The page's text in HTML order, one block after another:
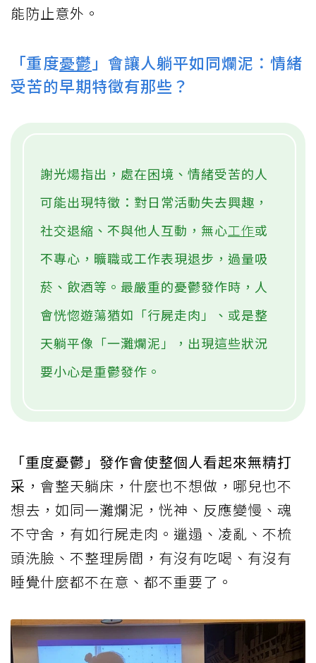
能防止意外。
「重度憂鬱 」會讓人躺平如同爛泥：情緒
受苦的早期特徵有那些？
謝光煬指出，處在困境、情緒受苦的人
可能出現特徵：對日常活動失去興趣，
社交退縮、不與他人互動，無心工作或
不專心，曠職或工作表現退步，過量吸
菸、飲酒等。最嚴重的憂鬱發作時，人
會恍惚遊蕩猶如「行屍走肉」、或是整
天躺平像「一灘爛泥」，出現這些狀況
要小心是重鬱發作。
「重度憂鬱」發作會使整個人看起來無精打
采 ，會整天躺床，什麼也不想做，哪兒也不
想去，如同一灘爛泥，恍神、反應變慢、魂
不守舍，有如行屍走肉。邋遢、凌亂、不梳
頭洗臉、不整理房間，有沒有吃喝、有沒有
睡覺什麼都不在意、都不重要了。